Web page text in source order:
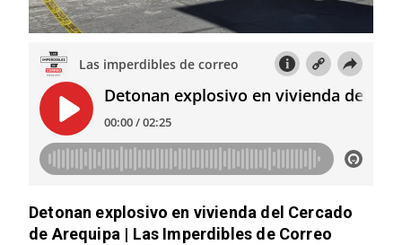
Detonan explosivo en vivienda del Cercado
de Arequipa | Las Imperdibles de Correo